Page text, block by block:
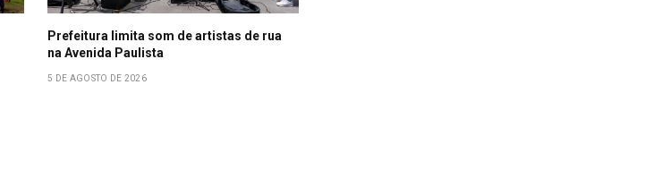
Prefeitura limita som de artistas de rua
na Avenida Paulista
5 DE AGOSTO DE 2026